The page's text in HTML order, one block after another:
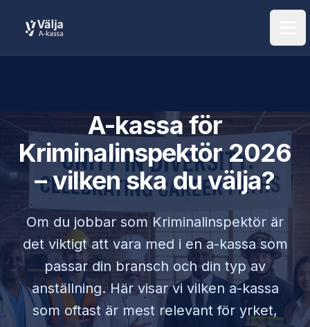
A-kassa för
Kriminalinspektör2026
– vilken ska du välja?
Om du jobbar som Kriminalinspektör är
det viktigt att vara med i en a-kassa som
passar din bransch och din typ av
anställning. Här visar vi vilken a-kassa
som oftast är mest relevant för yrket,